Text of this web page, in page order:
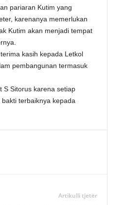
pariaran Kutim yang
karenanya memerlukan
Kutim akan menjadi tempat
kasih kepada Letkol
pembangunan termasuk
S Sitorus karena setiap
terbaiknya kepada
Artikulli tjetër